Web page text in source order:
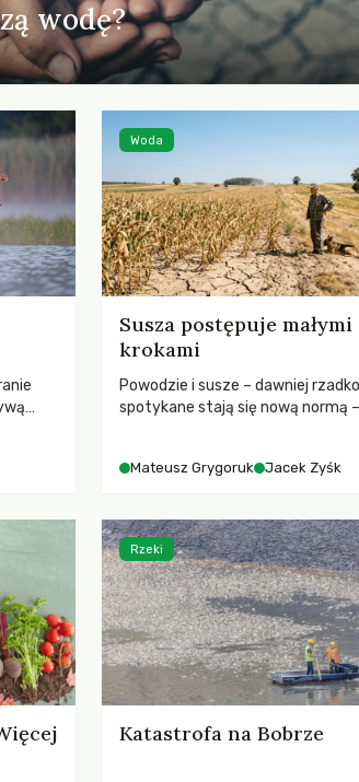
wodę?
w
Susza postępuje małymi
krokami
Powodzie i susze – dawniej rzadko
spotykane stają się nową normą –
SGGW.
Mateusz Grygoruk Jacek Zyśk
Woda
Katastrofa na Bobrze
Rzeki